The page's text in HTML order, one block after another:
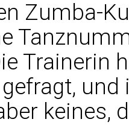
Zumba-
Trainerin
keines,